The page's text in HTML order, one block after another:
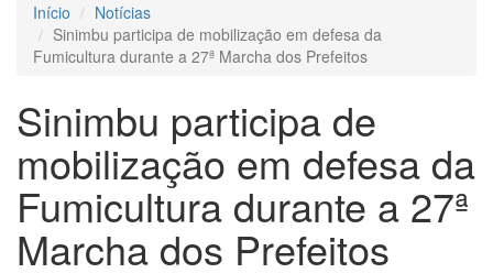
Início
Notícias
Sinimbu participa de mobilização em defesa da
Fumicultura durante a 27ª Marcha dos Prefeitos
Sinimbu participa de
mobilização em defesa da
Fumicultura durante a 27ª
Marcha dos Prefeitos